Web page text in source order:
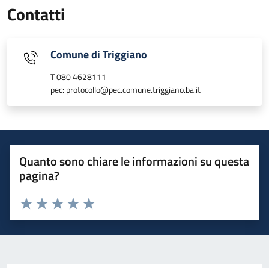
Contatti
Comune di Triggiano
T 080 4628111
pec: protocollo@pec.comune.triggiano.ba.it
Quanto sono chiare le informazioni su questa
pagina?
Valuta 5 stelle su 5
Valuta 4 stelle su 5
Valuta 3 stelle su 5
Valuta 2 stelle su 5
Valuta 1 stelle su 5